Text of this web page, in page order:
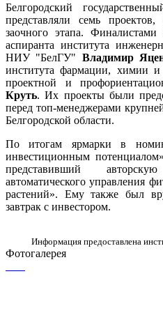
Белгородский
представляли семь
заочного этапа.
аспиранта института
НИУ "БелГУ" Владимир
института фармации,
проектной и
Круть. Их проекты были
перед топ-менеджерами
Белгородской области.
По итогам ярмарки в
инвестиционным
представивший
автоматического управления
растений». Ему также был
завтрак с инвестором.
Информация предоставлена
Фотогалерея